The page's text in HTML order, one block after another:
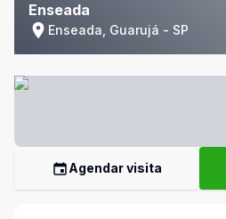
Enseada
Enseada, Guarujá - SP
Agendar visita